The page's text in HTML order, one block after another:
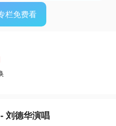
栏免费看
刘德华演唱